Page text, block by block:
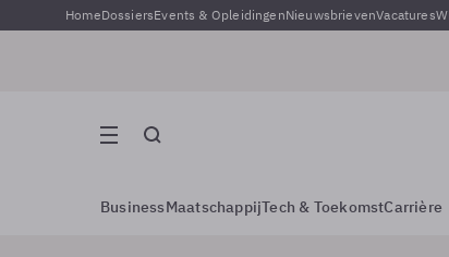
HomeDossiersEvents & OpleidingenNieuwsbrievenVacatures
BusinessMaatschappijTech & ToekomstCarrière